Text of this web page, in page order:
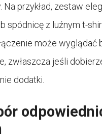
Na przykład, zestaw
spódnicę z luźnym t-
może wyglądać
zwłaszcza jeśli
dodatki.